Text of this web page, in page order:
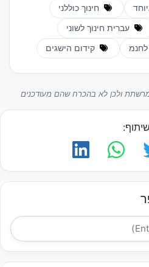
חינוך כוללני
עברית חינוך לשוני
לחנמ קידום הישגים
ולכן לא בהכרח שהם מעודכנים
שיתוף: